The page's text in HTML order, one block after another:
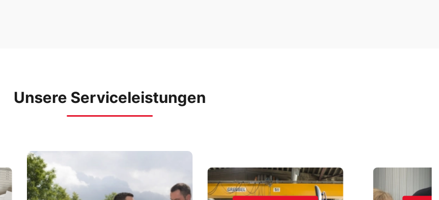
Unsere Serviceleistungen